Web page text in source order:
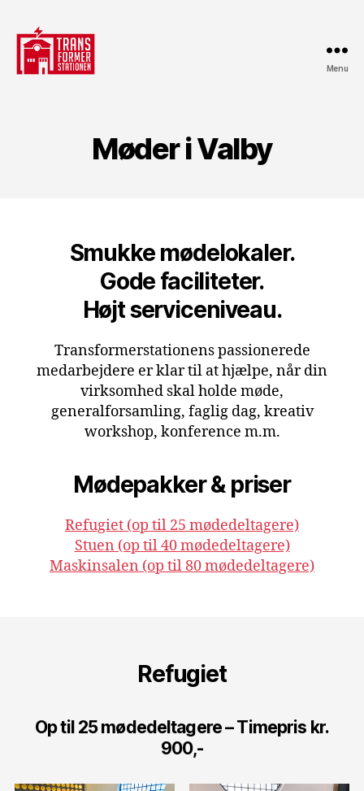
Menu
Møder i Valby
Smukke mødelokaler.
Gode faciliteter.
Højt serviceniveau.
Transformerstationens passionerede
medarbejdere er klar til at hjælpe, når din
virksomhed skal holde møde,
generalforsamling, faglig dag, kreativ
workshop, konference m.m.
Mødepakker & priser
Refugiet (op til 25 mødedeltagere)
Stuen (op til 40 mødedeltagere)
Maskinsalen (op til 80 mødedeltagere)
Refugiet
Op til 25 mødedeltagere – Timepris kr.
900,-